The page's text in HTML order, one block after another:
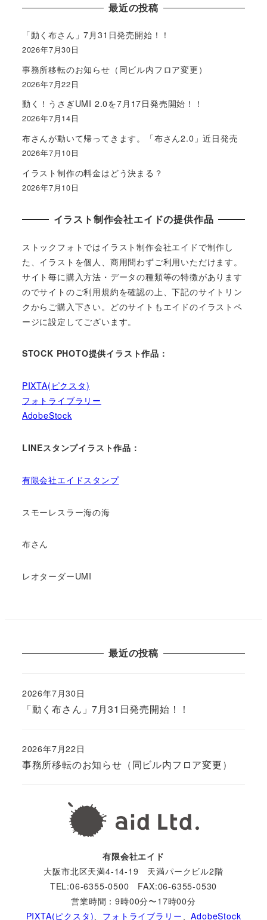
最近の投稿
「動く布さん」7月31日発売開始！！
2026年7月30日
事務所移転のお知らせ（同ビル内フロア変更）
2026年7月22日
動く！うさぎUMI 2.0を7月17日発売開始！！
2026年7月14日
布さんが動いて帰ってきます。「布さん2.0」近日発売
2026年7月10日
イラスト制作の料金はどう決まる？
2026年7月10日
イラスト制作会社エイドの提供作品
ストックフォトではイラスト制作会社エイドで制作し
た、イラストを個人、商用問わずご利用いただけます。
サイト毎に購入方法・データの種類等の特徴があります
のでサイトのご利用規約を確認の上、下記のサイトリン
クからご購入下さい。どのサイトもエイドのイラストペ
ージに設定してございます。
STOCK PHOTO提供イラスト作品：
PIXTA(ピクスタ)
フォトライブラリー
AdobeStock
LINEスタンプイラスト作品：
有限会社エイドスタンプ
スモーレスラー海の海
布さん
レオターダーUMI
最近の投稿
「動く布さん」7月31日発売開始！！
2026年7月30日
事務所移転のお知らせ（同ビル内フロア変更）
2026年7月22日
有限会社エイド
大阪市北区天満4-14-19 天満パークビル2階
TEL:06-6355-0500 FAX:06-6355-0530
営業時間：9時00分〜17時00分
PIXTA(ピクスタ)
フォトライブラリー 、AdobeStock